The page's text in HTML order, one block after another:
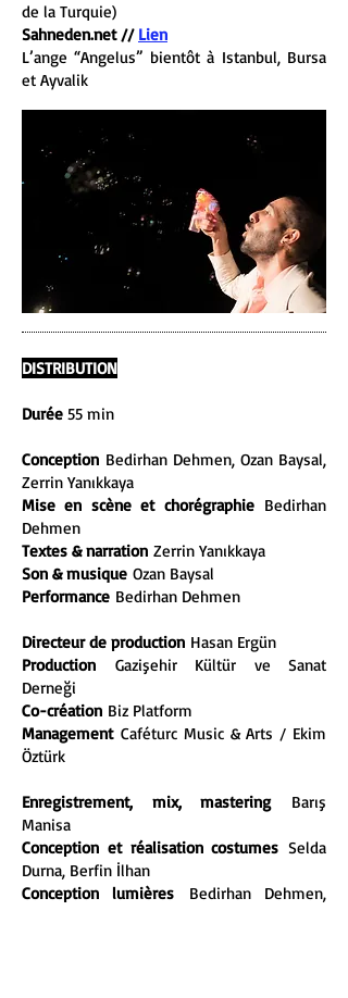
de la Turquie)
Sahneden.net // Lien
L’ange “Angelus” bientôt à Istanbul, Bursa
et Ayvalik
DISTRIBUTION
Durée 55 min
Conception Bedirhan Dehmen, Ozan Baysal,
Zerrin Yanıkkaya
Mise en scène et chorégraphieBedirhan
Dehmen
Textes & narration Zerrin Yanıkkaya
Son & musique Ozan Baysal
Performance Bedirhan Dehmen
Directeur de production Hasan Ergün
Production Gazişehir Kültür ve Sanat
Derneği
Co-création Biz Platform
ManagementCaféturc Music & Arts / Ekim
Öztürk
Enregistrement, mix, masteringBarış
Manisa
Conception et réalisation costumes Selda
Durna, Berfin İlhan
Conception lumières Bedirhan Dehmen,